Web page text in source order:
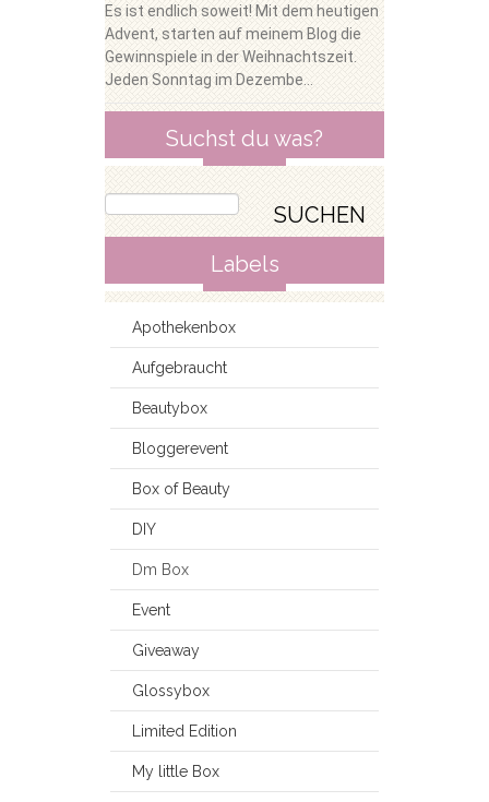
Es ist endlich soweit! Mit dem heutigen
Advent, starten auf meinem Blog die
Gewinnspiele in der Weihnachtszeit.
Jeden Sonntag im Dezembe...
Suchst du was?
Labels
Apothekenbox
Aufgebraucht
Beautybox
Bloggerevent
Box of Beauty
DIY
Dm Box
Event
Giveaway
Glossybox
Limited Edition
My little Box